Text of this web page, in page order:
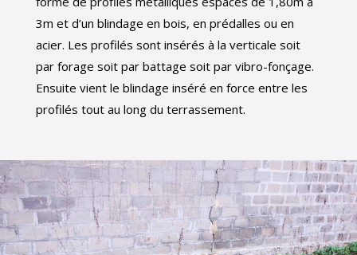
3m et d’un blindage en bois, en prédalles ou en
acier. Les profilés sont insérés à la verticale soit
par forage soit par battage soit par vibro-fonçage.
Ensuite vient le blindage inséré en force entre les
profilés tout au long du terrassement.